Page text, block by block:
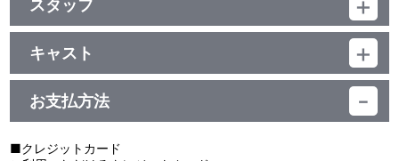
【4話収録】
■第22話「病気にならない薬」
夏休みなのに、オタフク風邪なんかにかかってたまるもんか！ そ
のためには、オーストリアの偉い先生が発明した薬“命の水”をどう
しても手に入れる必要がある。僕は薬売りのおじさんと、チラシ配
りをする代わりに“命の水”をもらう約束をした。みんなの協力で、
夕方までにすっかりチラシを配り終えた。それではいざ、大事な薬
■第23話「ナマズ釣りの日」
スタッフ
第22話 脚本：宮崎 晃／絵コンテ：竹田のびる／作画監督：後上
義隆
第23話 脚本：宮崎 晃／絵コンテ：横田和善／作画監督：こさこ
吉重
第24話 脚本：太田省吾、宮崎 晃／絵コンテ：腰 繁男／作画監
督：こさこ吉重、桜井美知代
登
キャスト
トム：野沢雅子／ハック：青木和代／ベッキー：潘 恵子／ポリーお
ばさん：遠藤 晴／シッド：白川澄子／メアリー：小沢かほる／アル
フレッド：菅谷政子
お支払方法
■クレジットカード